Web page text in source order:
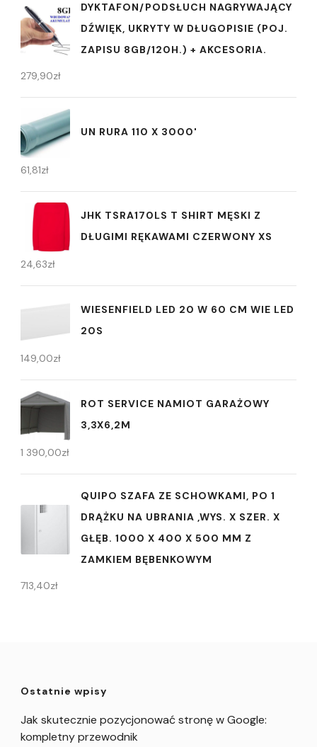
DYKTAFON/PODSŁUCH NAGRYWAJĄCY
DŹWIĘK, UKRYTY W DŁUGOPISIE (POJ.
ZAPISU 8GB/120H.) + AKCESORIA.
279,90zł
UN RURA 110 X 3000'
61,81zł
JHK TSRA170LS T SHIRT MĘSKI Z
DŁUGIMI RĘKAWAMI CZERWONY XS
24,63zł
WIESENFIELD LED 20 W 60 CM WIE LED
20S
149,00zł
ROT SERVICE NAMIOT GARAŻOWY
3,3X6,2M
1 390,00zł
QUIPO SZAFA ZE SCHOWKAMI, PO 1
DRĄŻKU NA UBRANIA ,WYS. X SZER. X
GŁĘB. 1000 X 400 X 500 MM Z
ZAMKIEM BĘBENKOWYM
713,40zł
Ostatnie wpisy
Jak skutecznie pozycjonować stronę w Google:
kompletny przewodnik